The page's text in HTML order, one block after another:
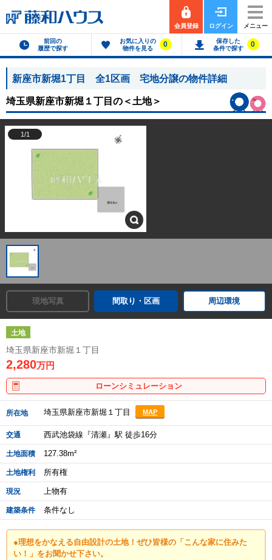
会員登録 ログイン メニュー
前回の
履歴で探す
お気に入りの
物件を見る
0
保存した
条件で探す
0
新座市新堀1丁目 全1区画 宅地分譲の物件詳細
埼玉県新座市新堀１丁目の ＜土地＞
1/1
現地写真 間取り・区画 周辺環境
土地
埼玉県新座市新堀１丁目
2,280万円
ローンシミュレーション
所在地 埼玉県新座市新堀１丁目 MAP
交通 西武池袋線『清瀬』駅 徒歩16分
土地面積 127.38m²
土地権利 所有権
現況 上物有
建築条件 条件なし
●理想をかなえる自由設計の土地！ぜひ皆様の「こんな家に住みた
い！」をお聞かせ下さい。